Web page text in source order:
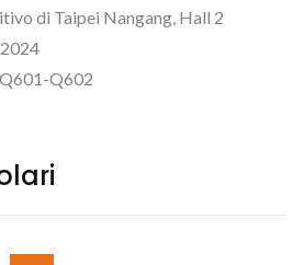
di Taipei Nangang, Hall 2
Q602